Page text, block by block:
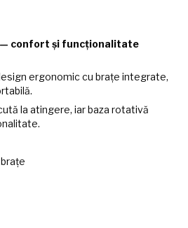
— confort și funcționalitate
ergonomic cu brațe integrate,
la atingere, iar baza rotativă